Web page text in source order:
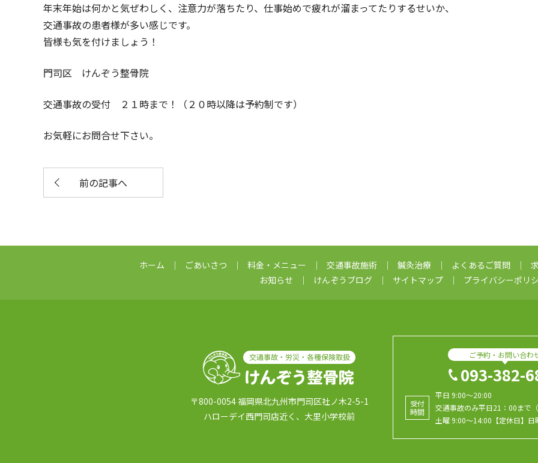
年末年始は何かと気ぜわしく、注意力が落ちたり、仕事始めで疲れが溜まってたりするせいか、
交通事故の患者様が多い感じです。
皆様も気を付けましょう！
門司区 けんぞう整骨院
交通事故の受付 ２１時まで！（２０時以降は予約制です）
お気軽にお問合せ下さい。
前の記事へ
ホーム ごあいさつ 料金・メニュー 交通事故施術 鍼灸治療 よくあるご質問
お知らせ
けんぞうブログ サイトマップ プライバシーポリ
〒800-0054 福岡県北九州市門司区社ノ木2-5-1
ハローデイ西門司店近く、大里小学校前
ご予約・お問い合わ
093-382-
受付
時間
平日 9:00～20:00
交通事故のみ平日21：00まで
土曜 9:00～14:00【定休日】日